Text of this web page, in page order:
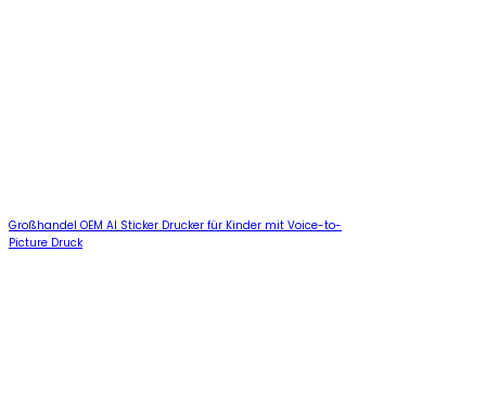
Großhandel OEM AI Sticker Drucker für Kinder mit Voice-to-
Picture Druck